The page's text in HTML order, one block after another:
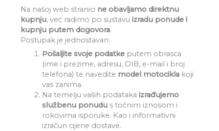
Na našoj web stranici ne obavljamo direktnu
kupnju, već radimo po sustavu izradu ponude i
kupnju putem dogovora.
Postupak je jednostavan:
Pošaljite svoje podatkeputem obrasca
(ime i prezime, adresu, OIB, e-mail i broj
telefona) te navedite model motociklakoji
vas zanima.
Na temelju vaših podataka izrađujemo
službenu ponudus točnim iznosom i
rokovima isporuke. Kao i informativni
izračun cijene dostave.